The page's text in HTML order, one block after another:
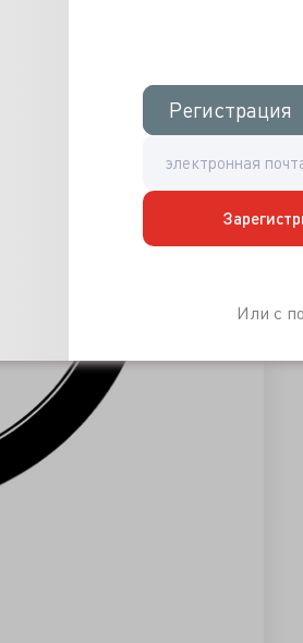
Регистрация
Регистрация
Или с